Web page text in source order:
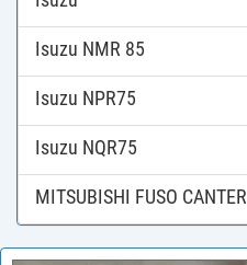
Isuzu NMR 85
Isuzu NPR75
Isuzu NQR75
MITSUBISHI FUSO CANTER